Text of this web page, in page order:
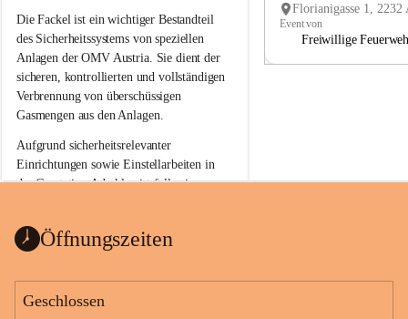
a
a
Die Fackel ist ein wichtiger Bestandteil
des Sicherheitssystems von speziellen
Anlagen der OMV Austria. Sie dient der
sicheren, kontrollierten und vollständigen
Verbrennung von überschüssigen
Gasmengen aus den Anlagen.
Aufgrund sicherheitsrelevanter
Einrichtungen sowie Einstellarbeiten in
der Gasstation Aderklaa ist fallweise
kommenden Tagen und Wochen wird
sein.
Die OMV Austria ist bemüht, für die
Event von
Freiwillige
Öffnungszeiten
Geschlossen